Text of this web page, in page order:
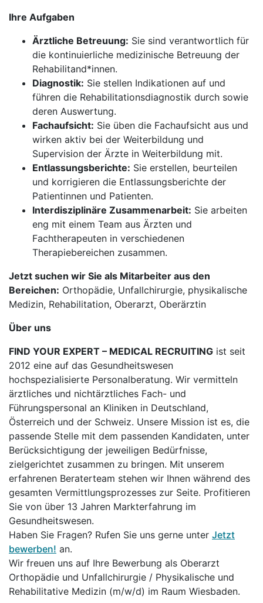
Ihre Aufgaben
Ärztliche Betreuung: Sie sind verantwortlich für
die kontinuierliche medizinische Betreuung der
Rehabilitand*innen.
Diagnostik: Sie stellen Indikationen auf und
führen die Rehabilitationsdiagnostik durch sowie
deren Auswertung.
Fachaufsicht: Sie üben die Fachaufsicht aus und
wirken aktiv bei der Weiterbildung und
Supervision der Ärzte in Weiterbildung mit.
Entlassungsberichte: Sie erstellen, beurteilen
und korrigieren die Entlassungsberichte der
Patientinnen und Patienten.
Interdisziplinäre Zusammenarbeit: Sie arbeiten
eng mit einem Team aus Ärzten und
Fachtherapeuten in verschiedenen
Therapiebereichen zusammen.
Jetzt suchen wir Sie als Mitarbeiter aus den
Bereichen: Orthopädie, Unfallchirurgie, physikalische
Medizin, Rehabilitation, Oberarzt, Oberärztin
Über uns
FIND YOUR EXPERT – MEDICAL RECRUITING ist seit
2012 eine auf das Gesundheitswesen
hochspezialisierte Personalberatung. Wir vermitteln
ärztliches und nichtärztliches Fach- und
Führungspersonal an Kliniken in Deutschland,
Österreich und der Schweiz. Unsere Mission ist es, die
passende Stelle mit dem passenden Kandidaten, unter
Berücksichtigung der jeweiligen Bedürfnisse,
zielgerichtet zusammen zu bringen. Mit unserem
erfahrenen Beraterteam stehen wir Ihnen während des
gesamten Vermittlungsprozesses zur Seite. Profitieren
Sie von über 13 Jahren Markterfahrung im
Gesundheitswesen.
Haben Sie Fragen? Rufen Sie uns gerne unter Jetzt
bewerben! an.
Wir freuen uns auf Ihre Bewerbung als Oberarzt
Orthopädie und Unfallchirurgie / Physikalische und
Rehabilitative Medizin (m/w/d) im Raum Wiesbaden.